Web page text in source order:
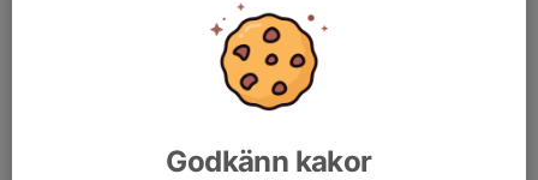
tränar fredagar 18.00-19.00 samt söndagar 15.30-17.00 i
Louise Bentley 0704540978
Godkänn kakor